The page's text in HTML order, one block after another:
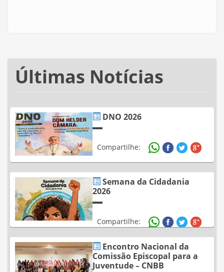
Últimas Notícias
DNO 2026
Compartilhe:
Semana da Cidadania
2026
Compartilhe:
Encontro Nacional da
Comissão Episcopal para a
Juventude – CNBB